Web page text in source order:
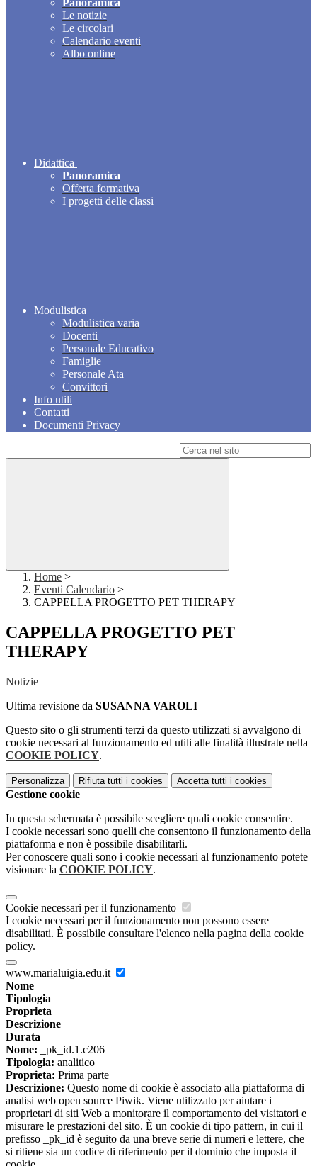
Panoramica
Le notizie
Le circolari
Calendario eventi
Albo online
Didattica
Panoramica
Offerta formativa
I progetti delle classi
Modulistica
Modulistica varia
Docenti
Personale Educativo
Famiglie
Personale Ata
Convittori
Info utili
Contatti
Documenti Privacy
Home >
Eventi Calendario >
CAPPELLA PROGETTO PET THERAPY
CAPPELLA PROGETTO PET
THERAPY
Notizie
Ultima revisione da SUSANNA VAROLI
Questo sito o gli strumenti terzi da questo utilizzati si avvalgono di
cookie necessari al funzionamento ed utili alle finalità illustrate nella
COOKIE POLICY.
Personalizza Rifiuta tutti i cookies Accetta tutti i cookies
Gestione cookie
In questa schermata è possibile scegliere quali cookie consentire.
I cookie necessari sono quelli che consentono il funzionamento della
piattaforma e non è possibile disabilitarli.
Per conoscere quali sono i cookie necessari al funzionamento potete
visionare la COOKIE POLICY.
Cookie necessari per il funzionamento
I cookie necessari per il funzionamento non possono essere
disabilitati. È possibile consultare l'elenco nella pagina della cookie
policy.
www.marialuigia.edu.it
Nome
Tipologia
Proprieta
Descrizione
Durata
Nome: _pk_id.1.c206
Tipologia: analitico
Proprieta: Prima parte
Descrizione: Questo nome di cookie è associato alla piattaforma di
analisi web open source Piwik. Viene utilizzato per aiutare i
proprietari di siti Web a monitorare il comportamento dei visitatori e
misurare le prestazioni del sito. È un cookie di tipo pattern, in cui il
prefisso _pk_id è seguito da una breve serie di numeri e lettere, che
si ritiene sia un codice di riferimento per il dominio che imposta il